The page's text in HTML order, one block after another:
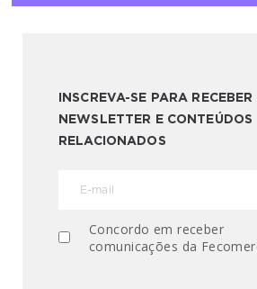
INSCREVA-SE PARA RECEBER
NEWSLETTER E CONTEÚDOS
RELACIONADOS
Concordo em receber
comunicações da